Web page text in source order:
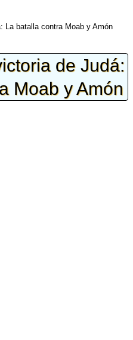
La batalla contra Moab y Amón
de Judá:
Moab y Amón